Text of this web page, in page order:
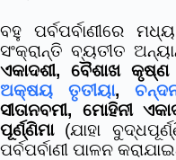
ବହୁ ପର୍ବପର୍ବାଣୀରେ
ସଂକ୍ରାନ୍ତି ବ୍ୟତୀତ
ଏକାଦଶୀ, ବୈଶାଖ କୃଷ୍ଣ
ଅକ୍ଷୟ ତୃତୀୟା,
ସୀତାନବମୀ, ମୋହିନୀ
ପୂର୍ଣ୍ଣିମା(ଯାହା
ପର୍ବପର୍ବାଣୀ ପାଳନ